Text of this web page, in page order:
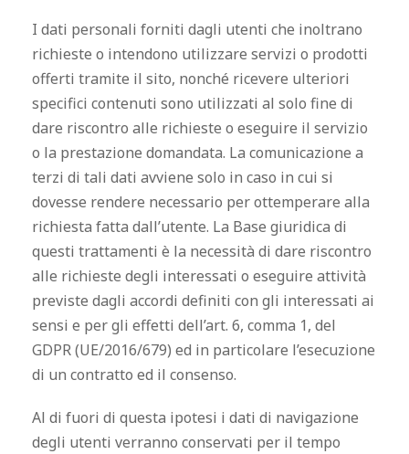
I dati personali forniti dagli utenti che inoltrano
richieste o intendono utilizzare servizi o prodotti
offerti tramite il sito, nonché ricevere ulteriori
specifici contenuti sono utilizzati al solo fine di
dare riscontro alle richieste o eseguire il servizio
o la prestazione domandata. La comunicazione a
terzi di tali dati avviene solo in caso in cui si
dovesse rendere necessario per ottemperare alla
richiesta fatta dall’utente. La Base giuridica di
questi trattamenti è la necessità di dare riscontro
alle richieste degli interessati o eseguire attività
previste dagli accordi definiti con gli interessati ai
sensi e per gli effetti dell’art. 6, comma 1, del
GDPR (UE/2016/679) ed in particolare l’esecuzione
di un contratto ed il consenso.
Al di fuori di questa ipotesi i dati di navigazione
degli utenti verranno conservati per il tempo